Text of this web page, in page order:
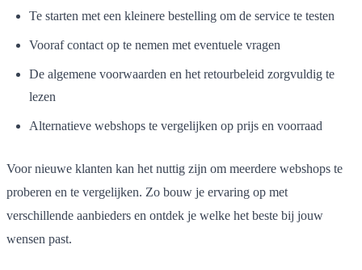
Te starten met een kleinere bestelling om de service te testen
Vooraf contact op te nemen met eventuele vragen
De algemene voorwaarden en het retourbeleid zorgvuldig te
lezen
Alternatieve webshops te vergelijken op prijs en voorraad
Voor nieuwe klanten kan het nuttig zijn om meerdere webshops te
proberen en te vergelijken. Zo bouw je ervaring op met
verschillende aanbieders en ontdek je welke het beste bij jouw
wensen past.